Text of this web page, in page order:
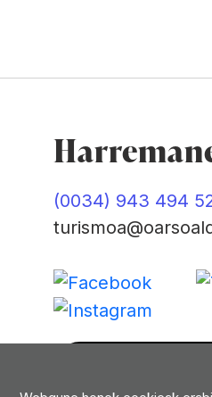
(0034) 943 494